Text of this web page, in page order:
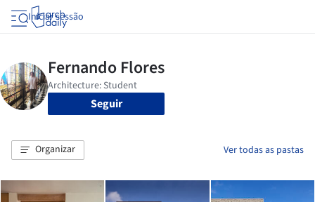
Iniciar sessão
Seguir
Organizar Ver todas as pastas